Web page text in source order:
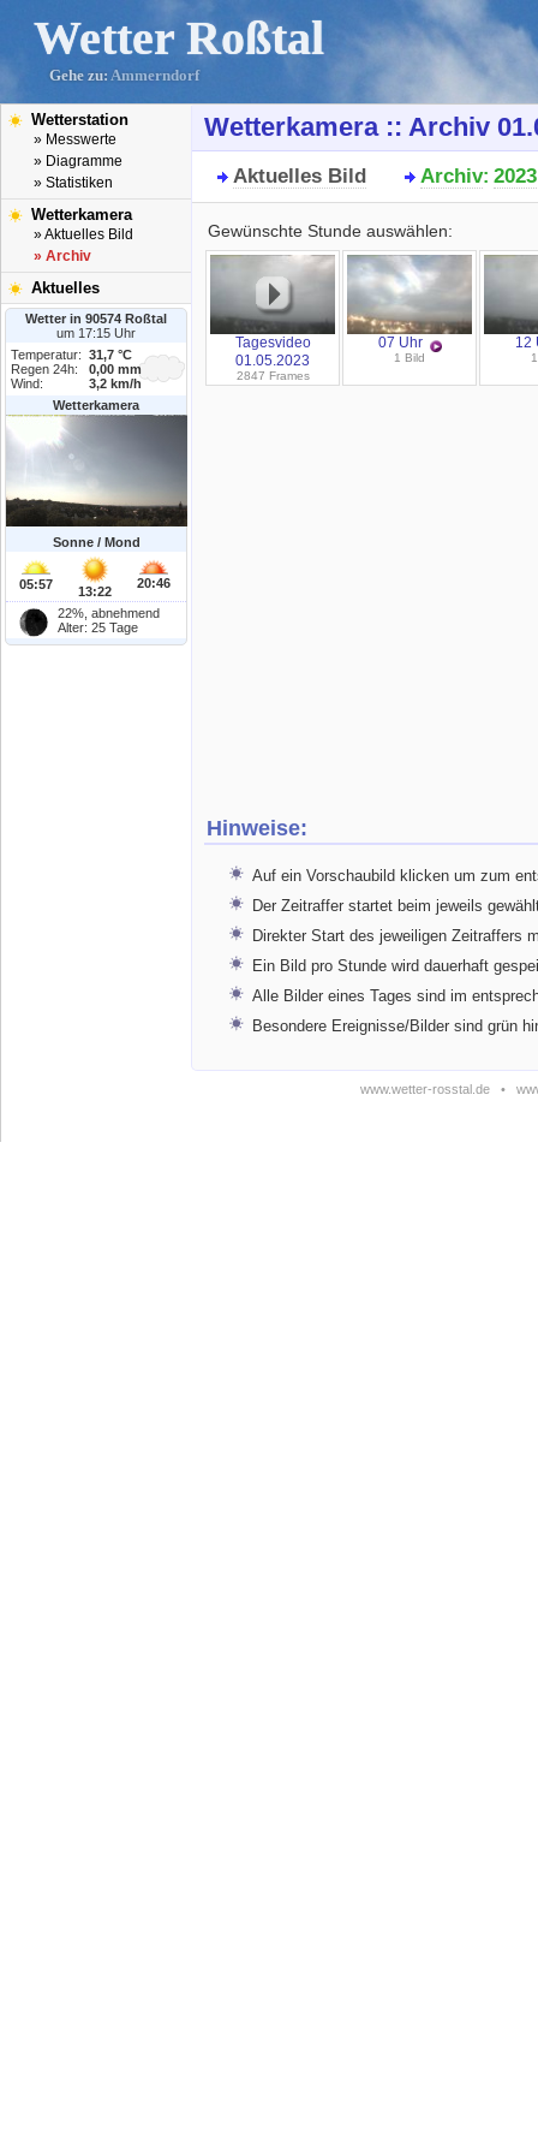
Wetter Roßtal
Gehe zu: Ammerndorf
Wetterstation
» Messwerte
» Diagramme
» Statistiken
Wetterkamera
» Aktuelles Bild
» Archiv
Aktuelles
Wetter in 90574 Roßtal
um 17:15 Uhr
Temperatur:
31,7 °C
Regen 24h:
0,00 mm
Wind:
3,2 km/h
Wetterkamera
Sonne / Mond
05:57 13:22
20:46
22%, abnehmend
Alter: 25 Tage
Wetterkamera :: Archiv
Aktuelles Bild Archiv: 2023
Gewünschte Stunde auswählen:
Tagesvideo
01.05.2023
2847 Frames
07 Uhr
1 Bild
12
Hinweise:
Auf ein Vorschaubild klicken um zum
Der Zeitraffer startet beim jeweils
Direkter Start des jeweiligen Zeitraffers
Ein Bild pro Stunde wird dauerhaft
Alle Bilder eines Tages sind im
Besondere Ereignisse/Bilder sind grün
www.wetter-rosstal.de •